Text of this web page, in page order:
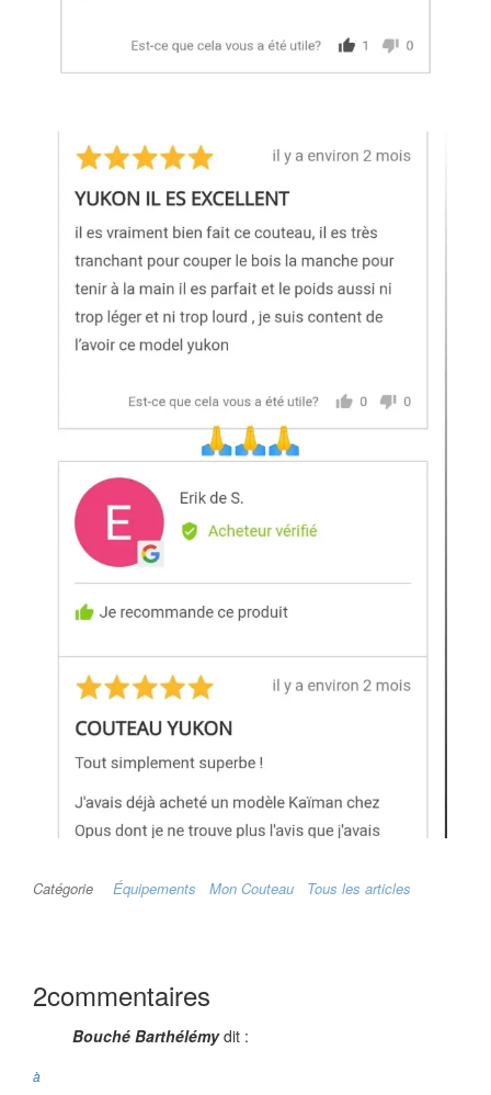
Catégorie Équipements Mon Couteau Tous les articles
2commentaires
Bouché Barthélémy dit :
à